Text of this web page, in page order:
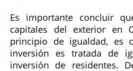
Es importante concluir
capitales del exterior en
principio de igualdad, es
inversión es tratada de
inversión de residentes.